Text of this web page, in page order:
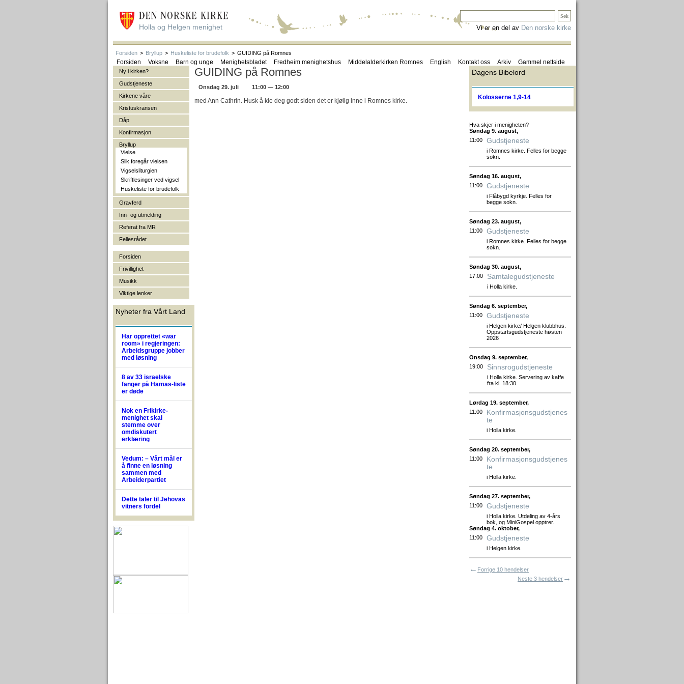
Holla og Helgen menighet Vi er en del av Den norske kirke
Forsiden > Bryllup > Huskeliste for brudefolk > GUIDING på Romnes
Forsiden Voksne Barn og unge Menighetsbladet Fredheim menighetshus Middelalderkirken Romnes English Kontakt oss Arkiv Gammel nettside
Ny i kirken?
Gudstjeneste
Kirkene våre
Kristuskransen
Dåp
Konfirmasjon
Bryllup
Vielse
Slik foregår vielsen
Vigselsliturgien
Skriftlesinger ved vigsel
Huskeliste for brudefolk
Gravferd
Inn- og utmelding
Referat fra MR
Fellesrådet
Forsiden
Frivillighet
Musikk
Viktige lenker
Nyheter fra Vårt Land
Har opprettet «war
room» i regjeringen:
Arbeidsgruppe jobber
med løsning
8 av 33 israelske
fanger på Hamas-liste
er døde
Nok en Frikirke-
menighet skal
stemme over
omdiskutert
erklæring
Vedum: – Vårt mål er
å finne en løsning
sammen med
Arbeiderpartiet
Dette taler til Jehovas
vitners fordel
GUIDING på Romnes
Onsdag 29. juli 11:00 — 12:00
med Ann Cathrin. Husk å kle deg godt siden det er kjølig inne i Romnes kirke.
Dagens Bibelord
Kolosserne 1,9-14
Hva skjer i menigheten?
Søndag 9. august,
11:00
Gudstjeneste
i Romnes kirke. Felles for begge
sokn.
Søndag 16. august,
11:00
Gudstjeneste
i Flåbygd kyrkje. Felles for
begge sokn.
Søndag 23. august,
11:00
Gudstjeneste
i Romnes kirke. Felles for begge
sokn.
Søndag 30. august,
17:00
Samtalegudstjeneste
i Holla kirke.
Søndag 6. september,
11:00
Gudstjeneste
i Helgen kirke/ Helgen klubbhus.
Oppstartsgudstjeneste høsten
2026
Onsdag 9. september,
19:00
Sinnsrogudstjeneste
i Holla kirke. Servering av kaffe
fra kl. 18:30.
Lørdag 19. september,
11:00
Konfirmasjonsgudstjenes
te
i Holla kirke.
Søndag 20. september,
11:00
Konfirmasjonsgudstjenes
te
i Holla kirke.
Søndag 27. september,
11:00
Gudstjeneste
i Holla kirke. Utdeling av 4-års
bok, og MiniGospel opptrer.
Søndag 4. oktober,
11:00
Gudstjeneste
i Helgen kirke.
← Forrige 10 hendelser
Neste 3 hendelser →